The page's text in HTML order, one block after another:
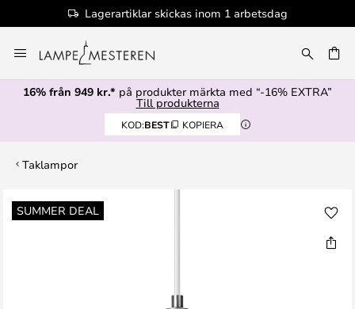
Lagerartiklar skickas inom 1 arbetsdag
till
innehållet
16% från 949 kr.* på produkter märkta med “-16% EXTRA”
Till produkterna
KOD:BEST KOPIERA
Taklampor
SUMMER DEAL
Hoppa
till